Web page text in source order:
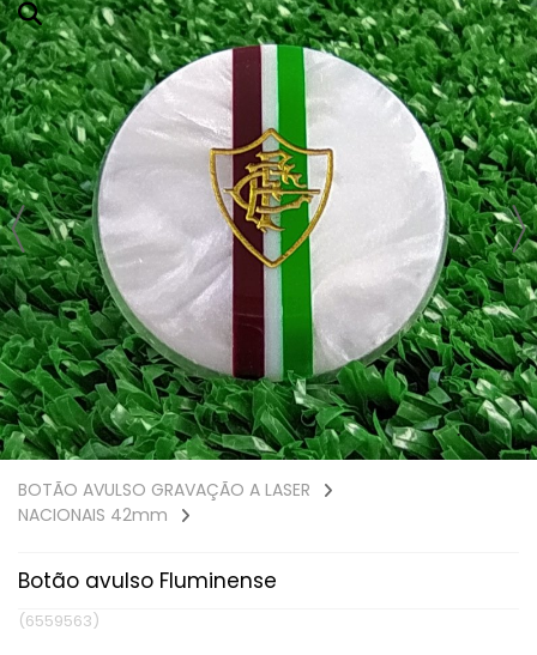
BOTÃO AVULSO GRAVAÇÃO A LASER
NACIONAIS 42mm
Botão avulso Fluminense
(6559563)